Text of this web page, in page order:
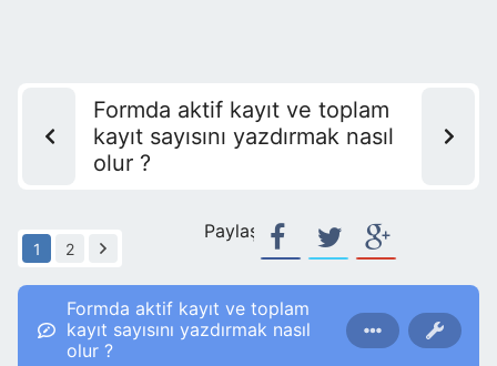
Formda aktif kayıt ve toplam
kayıt sayısını yazdırmak nasıl
olur ?
1 2
Paylaş:
Formda aktif kayıt ve toplam
kayıt sayısını yazdırmak nasıl
olur ?